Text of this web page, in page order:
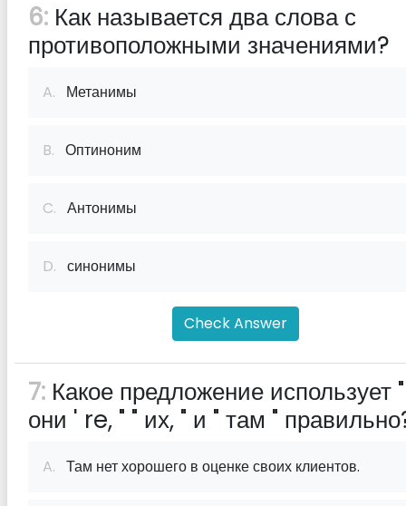
6: Как называется два слова с
противоположными значениями?
A. Метанимы
B. Оптиноним
C. Антонимы
D. синонимы
Check Answer
7: Какое предложение использует "
они ' re, " " их, " и " там "
A. Там нет хорошего в оценке своих клиентов.